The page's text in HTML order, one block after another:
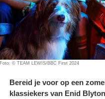
Foto: © TEAM LEWIS/BBC First 2024
Bereid je voor op een
klassiekers van Enid